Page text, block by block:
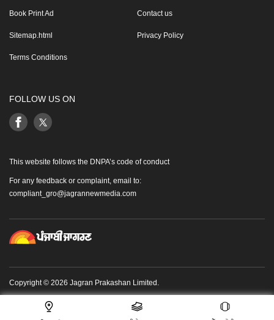
Book Print Ad Contact us
Sitemap.html Privacy Policy
Terms Conditions
FOLLOW US ON
This website follows the DNPA’s code of conduct
For any feedback or complaint, email to:
compliant_gro@jagrannewmedia.com
Copyright © 2026 Jagran Prakashan Limited.